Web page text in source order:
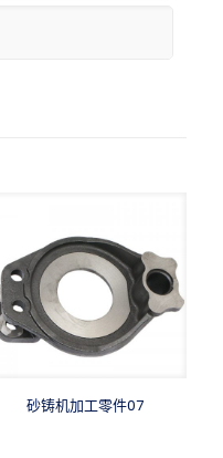
砂铸机加工零件07